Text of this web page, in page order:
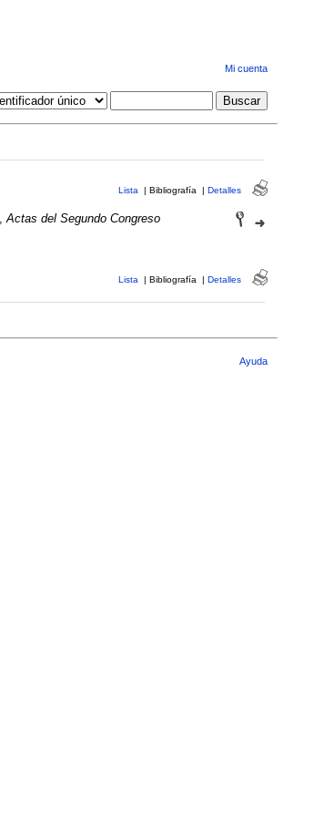
Mi cuenta
Lista | Bibliografía | Detalles
Actas del Segundo Congreso
Lista | Bibliografía | Detalles
Ayuda